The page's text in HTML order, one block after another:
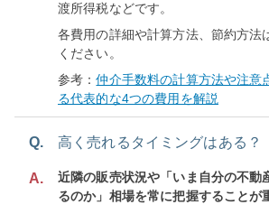
渡所得税などです。
各費用の詳細や計算方法、節約方法
ください。
参考：仲介手数料の計算方法や注意
る代表的な4つの費用を解説
Q. 高く売れるタイミングはある？
A.
近隣の販売状況や「いま自分の不動
るのか」相場を常に把握することが